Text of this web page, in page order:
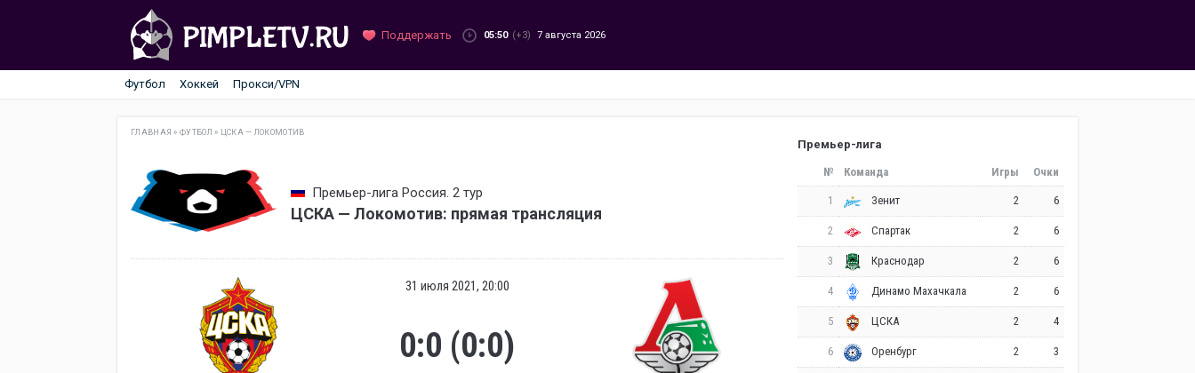
Поддержать 05:50 (+3) 7 августа 2026
Футбол Хоккей Прокси/VPN
ГЛАВНАЯ »ФУТБОЛ » ЦСКА — ЛОКОМОТИВ
Премьер-лига Россия. 2 тур
ЦСКА — Локомотив: прямая трансляция
31 июля 2021, 20:00
0:0 (0:0)
Премьер-лига
№ Команда Игры Очки
1 Зенит 2 6
2 Спартак 2 6
3 Краснодар 2 6
4 Динамо Махачкала 2 6
5 ЦСКА 2 4
6 Оренбург 2 3